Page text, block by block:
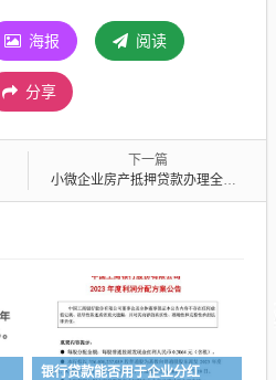
海报 阅读
分享
下一篇
小微企业房产抵押贷款办理全攻略
银行贷款能否用于企业分红